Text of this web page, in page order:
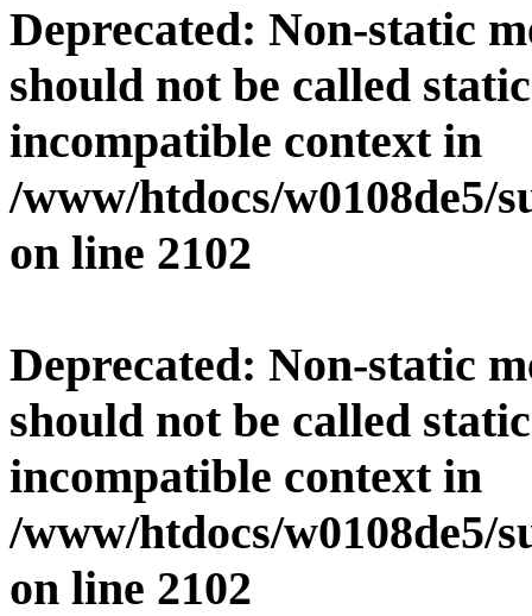
Deprecated: Non-static
should not be called
incompatible context in
/www/htdocs/w0108de5/
on line 2102
Deprecated: Non-static
should not be called
incompatible context in
/www/htdocs/w0108de5/
on line 2102